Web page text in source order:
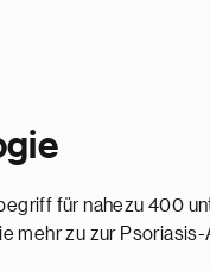
für nahezu 400
mehr zu zur